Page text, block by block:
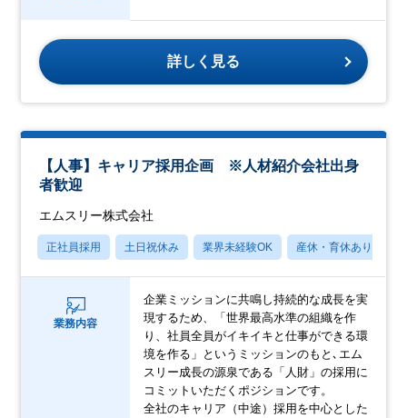
詳しく見る
【人事】キャリア採用企画 ※人材紹介会社出身
者歓迎
エムスリー株式会社
正社員採用 土日祝休み 業界未経験OK 産休・育休あり
業務内容
企業ミッションに共鳴し持続的な成長を実
現するため、「世界最高水準の組織を作
り、社員全員がイキイキと仕事ができる環
境を作る」というミッションのもと､エム
スリー成長の源泉である「人財」の採用に
コミットいただくポジションです。
全社のキャリア（中途）採用を中心とした